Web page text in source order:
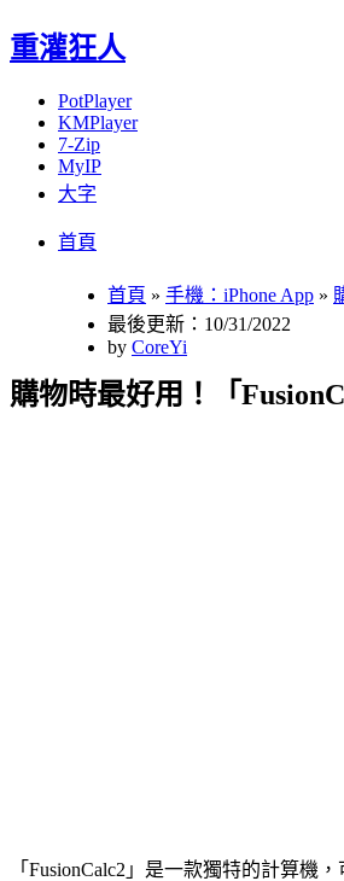
重灌狂人
PotPlayer
KMPlayer
7-Zip
MyIP
大字
首頁
首頁 » 手機：iPhone App »
最後更新：10/31/2022
by CoreYi
購物時最好用！「
「FusionCalc2」是一款獨特的計算